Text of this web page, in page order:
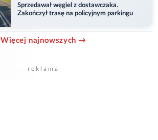
Sprzedawał węgiel z dostawczaka.
Zakończył trasę na policyjnym parkingu
Więcej najnowszych →
reklama